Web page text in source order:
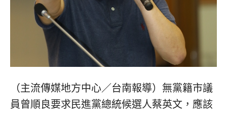
（主流傳媒地方中心／台南報導）無黨籍市議
員曾順良要求民進黨總統候選人蔡英文，應該